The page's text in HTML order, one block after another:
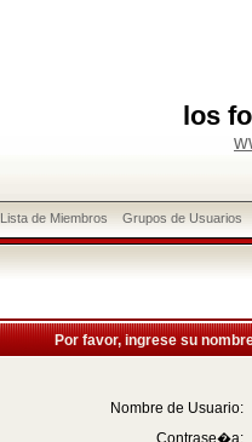
los
Lista de Miembros Grupos de Usuarios
Por favor, ingrese su
Nombre de Usuario:
Contrase�a: